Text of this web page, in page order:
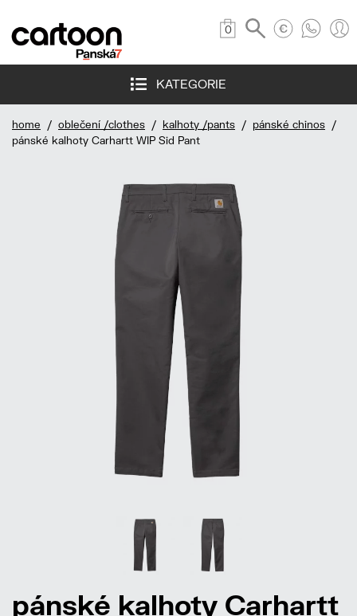
0
KATEGORIE
home / oblečení /clothes / kalhoty /pants / pánské chinos /
pánské kalhoty Carhartt WIP Sid Pant
pánské kalhoty Carhartt